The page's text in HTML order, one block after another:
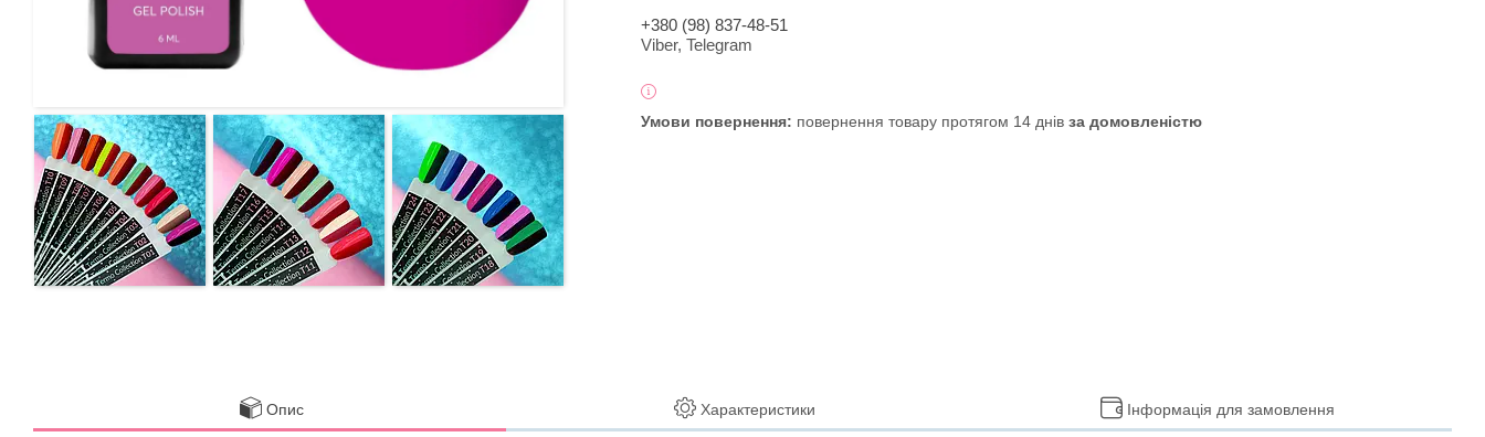
+380 (98) 837-48-51
Viber, Telegram
повернення товару протягом 14 днів за домовленістю
Опис Характеристики Інформація для замовлення